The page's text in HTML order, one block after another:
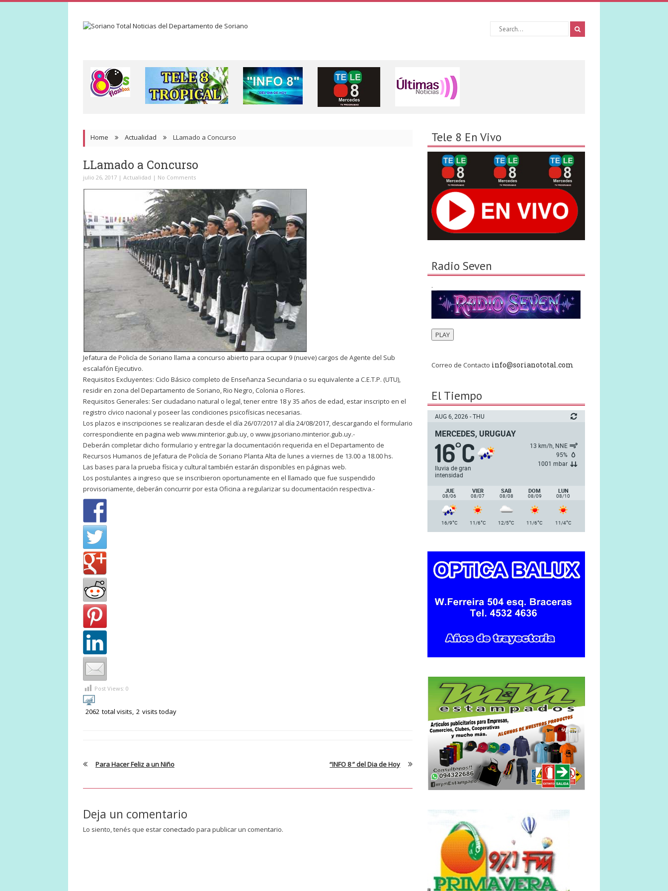
Tele 8 En Vivo
Radio Seven
.
PLAY
Correo de Contacto info@sorianototal.com
El Tiempo
AUG 6, 2026 - THU
MERCEDES, URUGUAY
16°C
lluvia de gran
intensidad
13 km/h, NNE
95%
1001 mbar
JUE
08/06
VIER
08/07
SAB
08/08
DOM
08/09
LUN
08/10
16/9°C 11/6°C 12/5°C 11/6°C 11/4°C
Home Actualidad LLamado a Concurso
LLamado a Concurso
julio 26, 2017 | Actualidad | No Comments
Jefatura de Policía de Soriano llama a concurso abierto para ocupar 9 (nueve) cargos de Agente del Sub
escalafón Ejecutivo.
Requisitos Excluyentes: Ciclo Básico completo de Enseñanza Secundaria o su equivalente a C.E.T.P. (UTU),
residir en zona del Departamento de Soriano, Rio Negro, Colonia o Flores.
Requisitos Generales: Ser ciudadano natural o legal, tener entre 18 y 35 años de edad, estar inscripto en el
registro cívico nacional y poseer las condiciones psicofísicas necesarias.
Los plazos e inscripciones se realizaran desde el día 26/07/2017 al día 24/08/2017, descargando el formulario
correspondiente en pagina web www.minterior.gub.uy, o www.jpsoriano.minterior.gub.uy.-
Deberán completar dicho formulario y entregar la documentación requerida en el Departamento de
Recursos Humanos de Jefatura de Policía de Soriano Planta Alta de lunes a viernes de 13.00 a 18.00 hs.
Las bases para la prueba física y cultural también estarán disponibles en páginas web.
Los postulantes a ingreso que se inscribieron oportunamente en el llamado que fue suspendido
provisoriamente, deberán concurrir por esta Oficina a regularizar su documentación respectiva.-
Post Views: 0
2062 total visits, 2 visits today
Para Hacer Feliz a un Niño “INFO 8 ” del Dia de Hoy
Deja un comentario
Lo siento, tenés que estarconectado para publicar un comentario.